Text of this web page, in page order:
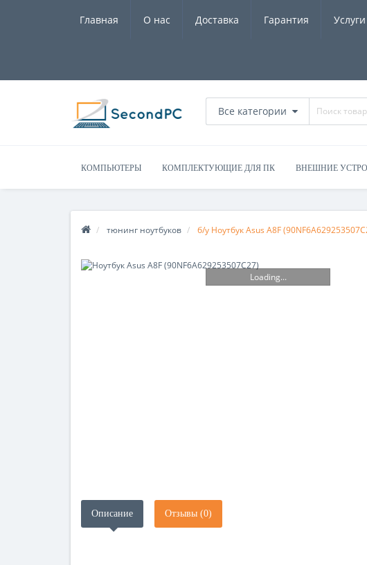
Главная О нас Доставка Гарантия Услуги
Все категории
КОМПЬЮТЕРЫ КОМПЛЕКТУЮЩИЕ ДЛЯ ПК ВНЕШНИЕ
тюнинг ноутбуков б/у Ноутбук Asus A8F
Loading...
Описание Отзывы (0)